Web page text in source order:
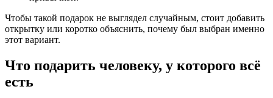
Чтобы такой подарок не выглядел случайным, стоит добавить
открытку или коротко объяснить, почему был выбран именно
этот вариант.
Что подарить человеку, у которого всё
есть